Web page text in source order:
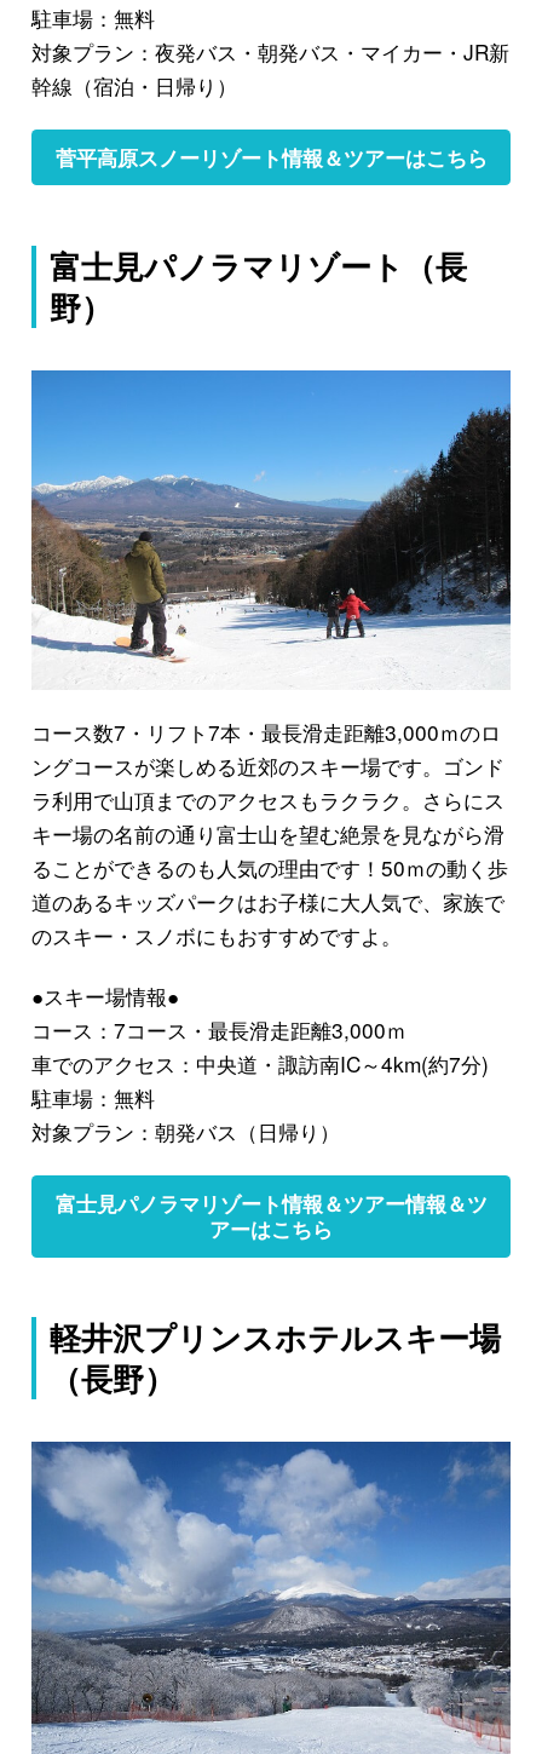
駐車場：無料
対象プラン：夜発バス・朝発バス・マイカー・JR新
幹線（宿泊・日帰り）
菅平高原スノーリゾート情報＆ツアーはこちら
富士見パノラマリゾート（長
野）
コース数7・リフト7本・ 最長滑走距離3,000ｍのロ
ングコースが楽しめる近郊のスキー場です。 ゴンド
ラ利用で山頂までのアクセスもラクラク。さらにス
キー場の名前の通り富士山を望む絶景を見ながら滑
ることができるのも人気の理由です！50ｍの動く歩
道のあるキッズパークはお子様に大人気で、家族で
のスキー・スノボにもおすすめですよ。
●スキー場情報●
コース：7コース・最長滑走距離3,000ｍ
車でのアクセス：中央道・諏訪南IC～4km(約7分)
駐車場：無料
対象プラン：朝発バス（日帰り）
富士見パノラマリゾート情報＆ツアー情報＆ツ
アーはこちら
軽井沢プリンスホテルスキー場
（長野）